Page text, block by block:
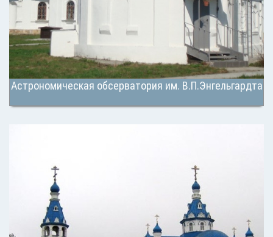
Астрономическая обсерватория им. В.П.Энгельгардта